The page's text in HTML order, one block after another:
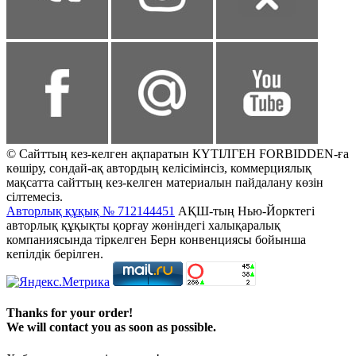
© Сайттың кез-келген ақпаратын КҮТІЛГЕН FORBIDDEN-ға
көшіру, сондай-ақ автордың келісімінсіз, коммерциялық
мақсатта сайттың кез-келген материалын пайдалану көзін
сілтемесіз.
Авторлық құқық № 712144451 АҚШ-тың Нью-Йорктегі
авторлық құқықты қорғау жөніндегі халықаралық
компаниясында тіркелген Берн конвенциясы бойынша
кепілдік берілген.
Thanks for your order!
We will contact you as soon as possible.